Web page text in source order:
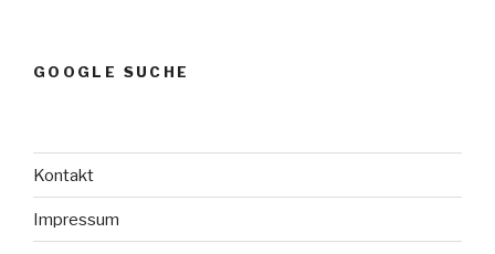
GOOGLE SUCHE
Kontakt
Impressum